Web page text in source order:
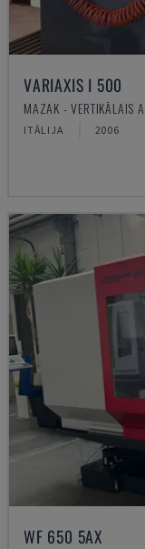
VARIAXIS I 500
MAZAK - VERTIKĀLAIS
ITĀLIJA 2006
WF 650 5AX